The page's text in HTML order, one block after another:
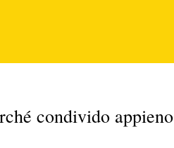
condivido appieno